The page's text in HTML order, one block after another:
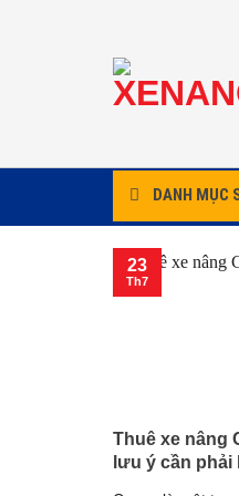
DANH MỤC
Thuê xe nâng
lưu ý cần phải
23
Th7